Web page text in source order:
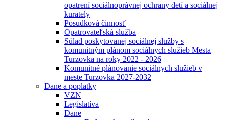
opatrení sociálnoprávnej ochrany detí a sociálnej
kurately
Posudková činnosť
Opatrovateľská služba
Súlad poskytovanej sociálnej služby s
komunitným plánom sociálnych služieb Mesta
Turzovka na roky 2022 - 2026
Komunitné plánovanie sociálnych služieb v
meste Turzovka 2027-2032
Dane a poplatky
VZN
Legislatíva
Dane